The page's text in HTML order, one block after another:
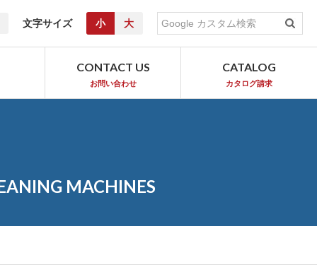
文字サイズ 小 大
CONTACT US
お問い合わせ
CATALOG
カタログ請求
MACHINES